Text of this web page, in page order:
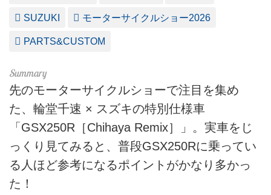
SUZUKI モーターサイクルショー2026
PARTS&CUSTOM
先のモーターサイクルショーで注目を集め
た、輪堂千速 × スズキの特別仕様車
「GSX250R［Chihaya Remix］」。実車をじ
っくり見てみると、普段GSX250Rに乗ってい
る人ほど参考になるポイントがかなり多かっ
た！